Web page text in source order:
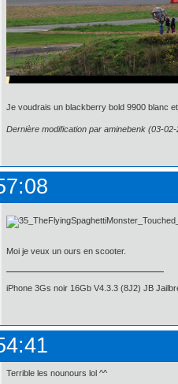
Je voudrais un blackberry bold 9900 blanc
Dernière modification par aminebenk (03-
Moi je veux un ours en scooter.
iPhone 3Gs noir 16Gb V4.3.3 (8J2) JB
Terrible les nounours lol ^^